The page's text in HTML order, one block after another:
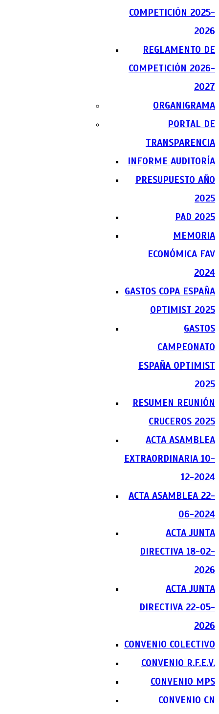
COMPETICIÓN 2025-
2026
REGLAMENTO DE
COMPETICIÓN 2026-
2027
ORGANIGRAMA
PORTAL DE
TRANSPARENCIA
INFORME AUDITORÍA
PRESUPUESTO AÑO
2025
PAD 2025
MEMORIA
ECONÓMICA FAV
2024
GASTOS COPA ESPAÑA
OPTIMIST 2025
GASTOS
CAMPEONATO
ESPAÑA OPTIMIST
2025
RESUMEN REUNIÓN
CRUCEROS 2025
ACTA ASAMBLEA
EXTRAORDINARIA 10-
12-2024
ACTA ASAMBLEA 22-
06-2024
ACTA JUNTA
DIRECTIVA 18-02-
2026
ACTA JUNTA
DIRECTIVA 22-05-
2026
CONVENIO COLECTIVO
CONVENIO R.F.E.V.
CONVENIO MPS
CONVENIO CN